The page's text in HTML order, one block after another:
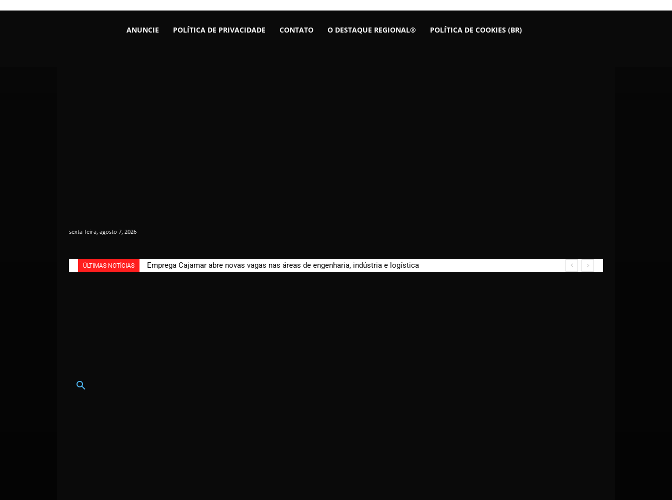
ANUNCIE POLÍTICA DE PRIVACIDADE CONTATO O DESTAQUE REGIONAL® POLÍTICA DE COOKIES (BR)
sexta-feira, agosto 7, 2026
ÚLTIMAS NOTÍCIAS Emprega Cajamar abre novas vagas nas áreas de engenharia, indústria e logística